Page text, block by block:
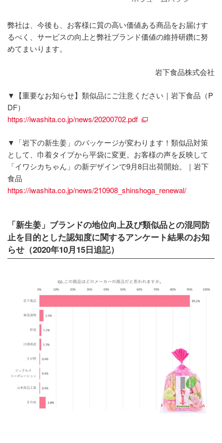
弊社は、今後も、お客様に質の高い価値ある商品をお届けす
るべく、サービスの向上と弊社ブランド価値の維持研鑽に努
めてまいります。
岩下食品株式会社
▼【重要なお知らせ】類似品にご注意ください｜岩下食品（P
DF）
https://iwashita.co.jp/news/20200702.pdf
▼「岩下の新生姜」のパッケージが変わります！類似品対策
として、巾着タイプから平袋に変更。お客様の声を反映して
「イワシカちゃん」の新デザインで9月8日出荷開始。｜岩下
食品
https://iwashita.co.jp/news/210908_shinshoga_renewal/
「新生姜」ブランドの地位向上及び類似品との混同防
止を目的とした認知度に関するアンケート結果のお知
らせ（2020年10月15日追記）